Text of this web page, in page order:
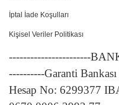
İptal İade Koşulları
Kişisel Veriler Politikası
-----------------------
----------Garanti
Hesap No: 6299377